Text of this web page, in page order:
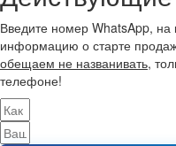
Введите номер WhatsApp, на
информацию о старте
обещаем не названивать,
телефоне!